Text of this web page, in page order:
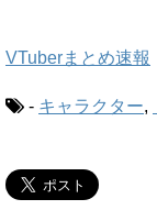
VTuberまとめ速報
- キャラクター,